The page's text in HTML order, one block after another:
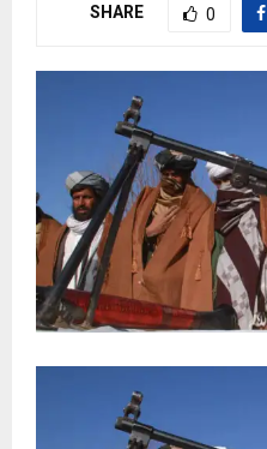
SHARE 0